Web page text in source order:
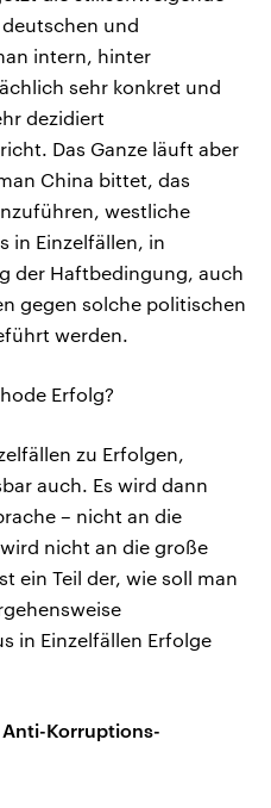
und
intern, hinter
sehr konkret und
dezidiert
Das Ganze läuft aber
China bittet, das
westliche
in Einzelfällen, in
der Haftbedingung, auch
gegen solche politischen
werden.
Erfolg?
zu Erfolgen,
auch. Es wird dann
– nicht an die
nicht an die große
ein Teil der, wie soll man
in Einzelfällen Erfolge
Korruptions-